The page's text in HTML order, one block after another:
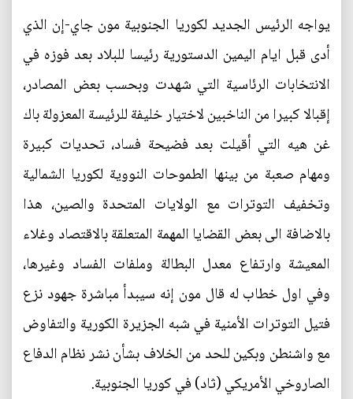
يواجه الرئيس الجديد لكوريا الجنوبية مون جاي-إن الذي
أدى قبل ايام اليمين الدستورية رئيسا للبلاد بعد فوزه في
الانتخابات الرئاسية التي شهدت وبحسب بعض المصادر،
إقبالا كبيرا من الناخبين لاختيار خليفة للرئيسة المعزولة باك
غن هيه التي أقيلت بعد فضيحة فساد، تحديات كبيرة
ومهام صعبة من بينها الطموحات النووية لكوريا الشمالية
وتخفيف التوترات مع الولايات المتحدة والصين، هذا
بالاضافة الى بعض القضايا المهمة المتعلقة بالاقتصاد وغلاء
المعيشة وارتفاع معدل البطالة وملفات الفساد وغيرها،
وفي اول خطاب له قال مون إنه سيبدأ مباشرة جهود نزع
فتيل التوترات الأمنية في شبه الجزيرة الكورية والتفاوض
مع واشنطن وبكين للحد من الخلاف بشأن نشر نظام الدفاع
الصاروخي الأمريكي (ثاد) في كوريا الجنوبية.